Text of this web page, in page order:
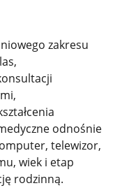
zakresu
odnośnie
telewizor,
wiek i etap
rodzinną.